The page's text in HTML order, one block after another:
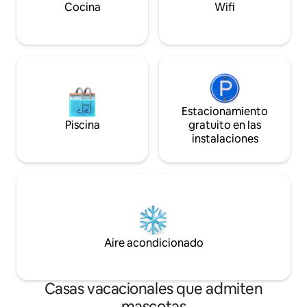
Cocina Wifi
Piscina
Estacionamiento
gratuito en las
instalaciones
Aire acondicionado
Casas vacacionales que admiten